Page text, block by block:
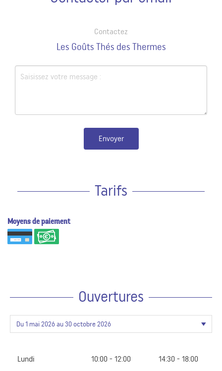
Contactez
Les Goûts Thés des Thermes
Envoyer
Tarifs
Moyens de paiement
Ouvertures
Lundi 10:00 - 12:00 14:30 - 18:00